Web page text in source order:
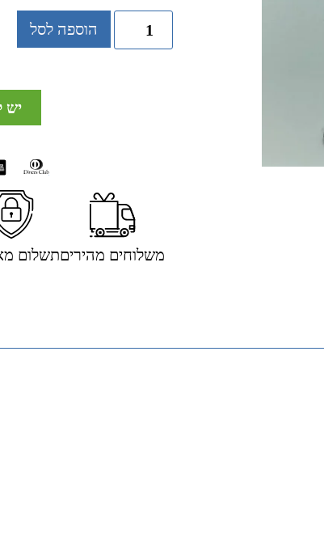
הוספה לסל
יש
משלוחים מהיריםתשלום